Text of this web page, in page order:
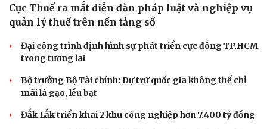
Cục Thuế ra mắt diễn đàn pháp luật và nghiệp vụ
quản lý thuế trên nền tảng số
Đại công trình định hình sự phát triển cực đông TP.HCM
trong tương lai
Bộ trưởng Bộ Tài chính: Dự trữ quốc gia không thể chỉ
mãi là gạo, lều bạt
Đắk Lắk triển khai 2 khu công nghiệp hơn 7.400 tỷ đồng